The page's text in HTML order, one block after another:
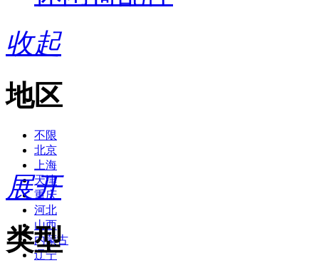
收起
地区
不限
北京
上海
天津
重庆
河北
山西
内蒙古
辽宁
展开
类型